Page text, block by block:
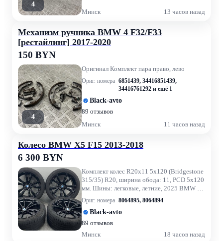
4
Минск 13 часов назад
Механизм ручника BMW 4 F32/F33
[рестайлинг] 2017-2020
150 BYN
4
Оригинал Комплект пара право, лево
Ориг. номера 6851439, 34416851439,
34416761292 и ещё 1
Black-avto
89 отзывов
Минск
11 часов назад
Колесо BMW X5 F15 2013-2018
6 300 BYN
Комплект колес R20x11 5x120 (Bridgestone
315/35) R20, ширина обода: 11, PCD 5x120
мм. Шины: легковые, летние, 2025 BMW X5
F15 2018 3.0 л., N...
Ориг. номера 8064895, 8064894
Black-avto
89 отзывов
Минск
18 часов назад